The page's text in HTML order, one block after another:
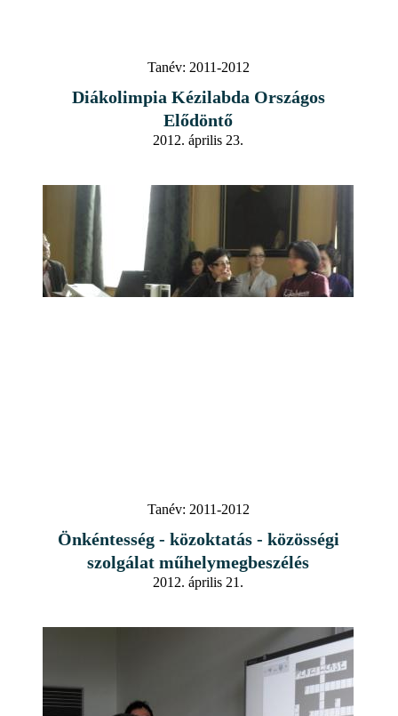
Tanév: 2011-2012
Diákolimpia Kézilabda Országos
Elődöntő
2012. április 23.
Tanév: 2011-2012
Önkéntesség - közoktatás - közösségi
szolgálat műhelymegbeszélés
2012. április 21.